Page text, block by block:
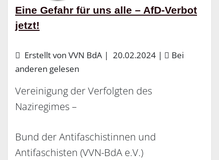
Eine Gefahr für uns alle – AfD-Verbot
jetzt!
Erstellt von VVN BdA | 20.02.2024 |
Bei
anderen gelesen
Vereinigung der Verfolgten des
Naziregimes –
Bund der Antifaschistinnen und
Antifaschisten (VVN-BdA e.V.)